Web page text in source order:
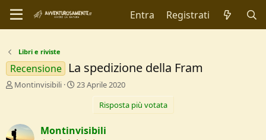
Entra Registrati
Libri e riviste
Recensione La spedizione della Fram
C
t
o
Montinvisibili
D
d
i
23 Aprile 2020
Risposta più votata
Montinvisibili